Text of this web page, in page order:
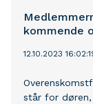
kommende
12.10.2023
står for døren,